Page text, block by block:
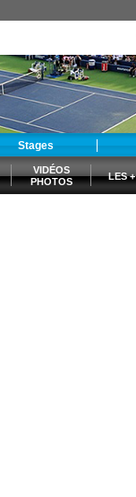
Stages
VIDÉOS
PHOTOS
LES +